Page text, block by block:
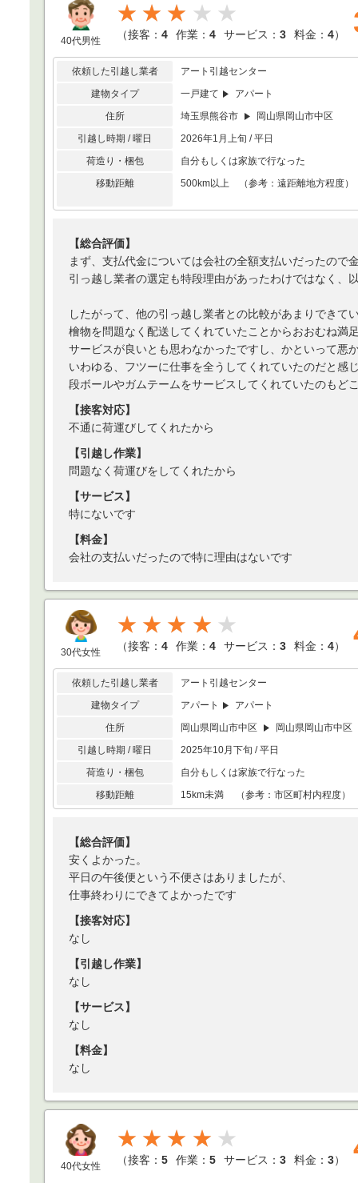
40代男性
★★★
（接客： 4 作業： 4 サービス： 3 料金： 4）
依頼した引越し業者
アート引越センター
建物タイプ
一戸建て
アパート
住所
埼玉県熊谷市
岡山県岡山市中区
引越し時期 / 曜日
2026年1月上旬 / 平日
荷造り・梱包
自分もしくは家族で行なった
移動距離
500km以上 （参考：遠距離地方程度）
【総合評価】
まず、支払代金については会社の全額支払いだったので
引っ越し業者の選定も特段理由があったわけではなく、
したがって、他の引っ越し業者との比較があまりでき
檜物を問題なく配送してくれていたことからおおむね満
サービスが良いとも思わなかったですし、かといって悪
いわゆる、フツーに仕事を全うしてくれていたのだと感
段ボールやガムテームをサービスしてくれていたのもど
【接客対応】
不通に荷運びしてくれたから
【引越し作業】
問題なく荷運びをしてくれたから
【サービス】
特にないです
【料金】
会社の支払いだったので特に理由はないです
30代女性
★★★★
（接客： 4 作業： 4 サービス： 3 料金： 4）
依頼した引越し業者
アート引越センター
建物タイプ
アパート
アパート
住所
岡山県岡山市中区
岡山県岡山市中区
引越し時期 / 曜日
2025年10月下旬 / 平日
荷造り・梱包
自分もしくは家族で行なった
移動距離
15km未満 （参考：市区町村内程度）
【総合評価】
安くよかった。
平日の午後便という不便さはありましたが、
仕事終わりにできてよかったです
【接客対応】
なし
【引越し作業】
なし
【サービス】
なし
【料金】
なし
40代女性
★★★★
（接客： 5 作業： 5 サービス： 3 料金： 3）